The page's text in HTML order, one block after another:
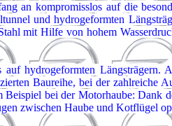
an kompromisslos auf die
und hydrogeformten
mit Hilfe von hohem
auf hydrogeformten
Baureihe, bei der zahlreiche
bei der Motorhaube:
zwischen Haube und Kotflügel